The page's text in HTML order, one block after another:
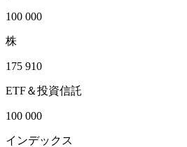
100 000
株
175 910
ETF＆投資信託
100 000
インデックス